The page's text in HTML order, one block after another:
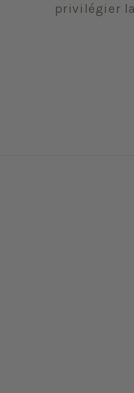
privilégier